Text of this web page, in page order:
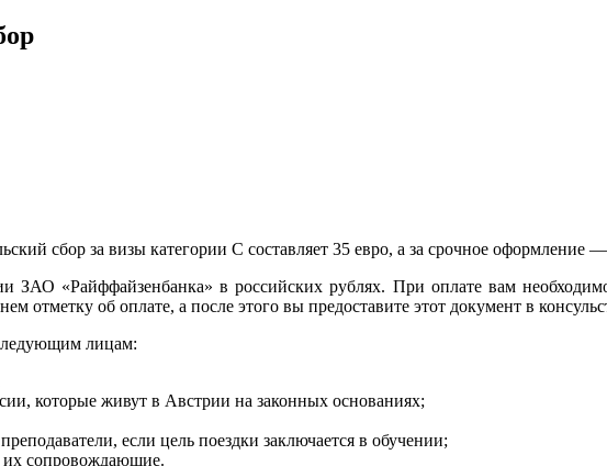
сбор за визы категории C составляет 35 евро, а за срочное
ЗАО «Райффайзенбанка» в российских рублях. При оплате вам
отметку об оплате, а после этого вы предоставите этот документ в
лицам:
которые живут в Австрии на законных основаниях;
если цель поездки заключается в обучении;
их сопровождающие.